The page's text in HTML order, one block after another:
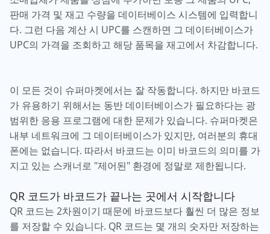
판매 가격 및 재고 수량을 데이터베이스 시스템에 입력합니
다. 그런 다음 계산 시 UPC를 스캔하면 그 데이터베이스가
UPC의 가격을 조회하고 해당 품목을 재고에서 차감합니다.
이 모든 것이 슈퍼마켓에서는 잘 작동합니다. 하지만 바코드
가 유용하기 위해서는 동반 데이터베이스가 필요하다는 광
범위한 응용 프로그램에 대한 문제가 있습니다. 슈퍼마켓은
내부 네트워크에 그 데이터베이스가 있지만, 여러분의 휴대
폰에는 없습니다. 따라서 바코드는 이미 바코드의 의미를 가
지고 있는 스캐너로 "제어된" 환경에 정말로 제한됩니다.
QR 코드가 바코드가 끝나는 곳에서 시작합니다
QR 코드는 2차원이기 때문에 바코드보다 훨씬 더 많은 정보
를 저장할 수 있습니다. QR 코드는 몇 개의 숫자만 저장하는